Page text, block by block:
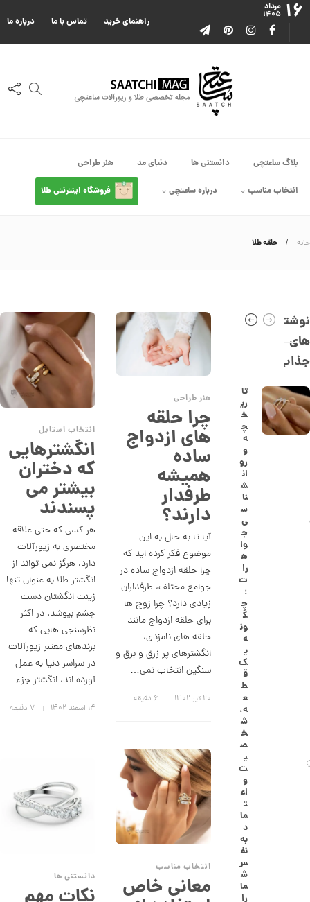
۱۶ مرداد
۱۴۰۵
درباره ما تماس با ما راهنمای خرید
بلاگ ساعتچی دانستنی ها دنیای مد هنر طراحی
انتخاب مناسب درباره ساعتچی فروشگاه اینترنتی طلا
خانه حلقه طلا
انتخاب استایل
انگشترهایی
که دختران
بیشتر می
پسندند
هر کسی که حتی علاقه
مختصری به زیورآلات
دارد، هرگز نمی تواند از
انگشتر طلا به عنوان تنها
زینت انگشتان دست
چشم بپوشد. در اکثر
نظرسنجی هایی که
برندهای معتبر زیورآلات
در سراسر دنیا به عمل
آورده اند، انگشتر جزء…
۱۴ اسفند ۱۴۰۲ 7 دقیقه
هنر طراحی
چرا حلقه
های ازدواج
ساده
همیشه
طرفدار
دارند؟
آیا تا به حال به این
موضوع فکر کرده اید که
چرا حلقه ازدواج ساده در
جوامع مختلف، طرفداران
زیادی دارد؟ چرا زوج ها
برای حلقه ازدواج مانند
حلقه های نامزدی،
انگشترهای پر زرق و برق و
سنگین انتخاب نمی…
۲۰ تیر ۱۴۰۲ 6 دقیقه
انتخاب مناسب
معانی خاص دانستنی ها
نوشته
های
جذاب
تا
ری
خ
چ
ه
و
رو
ان
ش
نا
س
ی
ج
وا
ه
را
ت
؛
چ
گ
ون
ه
ی
ک
ق
ط
ع
ه،
ش
خ
ص
ی
ت
و
اع
ت
ما
د
به
نف
س
ش
ما
را
ز
ک
ک
0
,
6
0
0
0
ت
و
م
ا
ن
ن
گ
ش
ت
ر
ط
ل
ا
ا
ز
ک
ا
ک
ش
ن
م
ی
ن
ی
م
ا
ل
ط